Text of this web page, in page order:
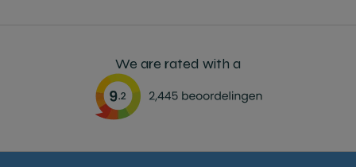
We are rated with a